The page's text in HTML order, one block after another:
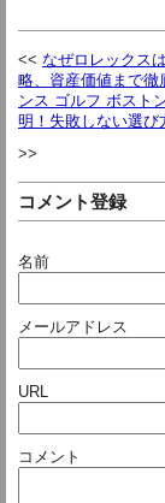
なぜロレックス
略、資産価値まで徹
ンス ゴルフ ボスト
明！失敗しない選び
コメント登録
名前
メールアドレス
URL
コメント